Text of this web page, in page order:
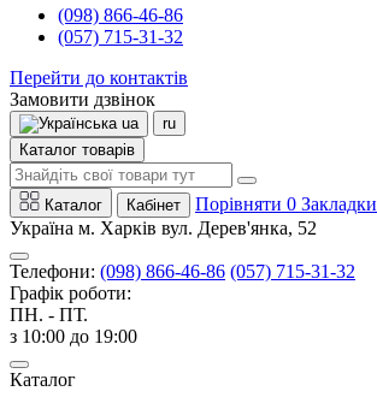
(098) 866-46-86
(057) 715-31-32
Перейти до контактів
Замовити дзвінок
ua
ru
Каталог товарів
Каталог Кабінет Порівняти 0 Закладки
Україна м. Харків вул. Дерев'янка, 52
Телефони: (098) 866-46-86 (057) 715-31-32
Графік роботи:
ПН. - ПТ.
з 10:00 до 19:00
Каталог